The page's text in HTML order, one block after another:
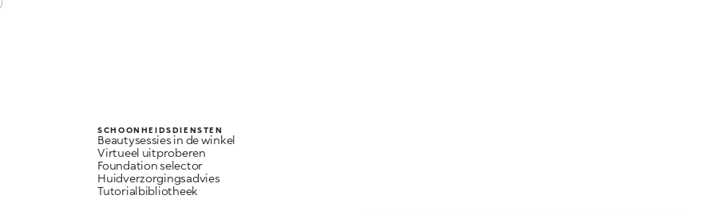
SCHOONHEIDSDIENSTEN
Beautysessies in de winkel
Virtueel uitproberen
Foundation selector
Huidverzorgingsadvies
Tutorialbibliotheek